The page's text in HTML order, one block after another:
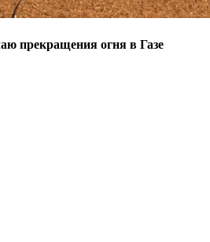
прекращения огня в Газе